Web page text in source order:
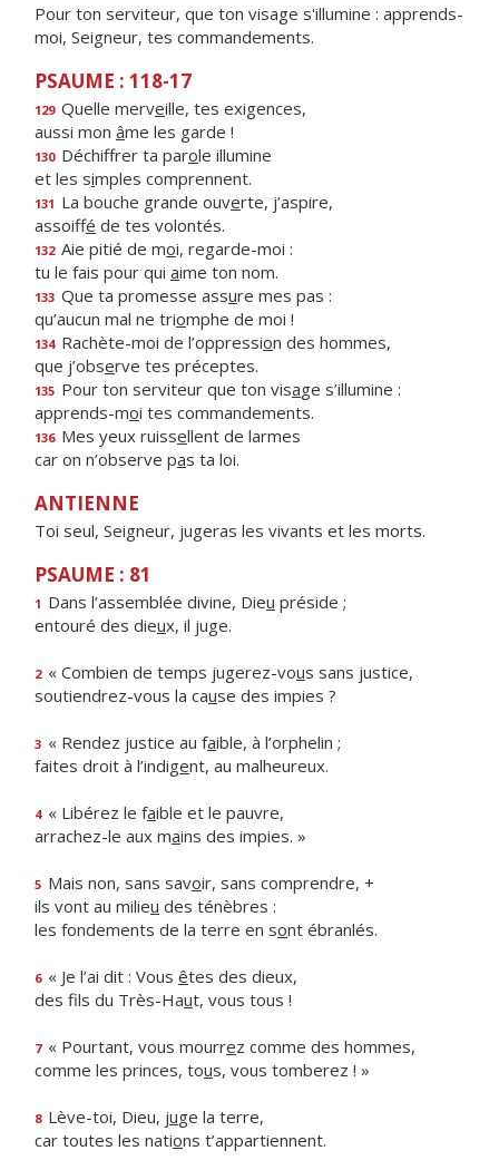
Pour ton serviteur, que ton visage s'illumine : apprends-
moi, Seigneur, tes commandements.
PSAUME : 118-17
129 Quelle merveille, tes exigences,
aussi mon âme les garde !
130 Déchiffrer ta parole illumine
et les simples comprennent.
131 La bouche grande ouverte, j’aspire,
assoiffé de tes volontés.
132 Aie pitié de moi, regarde-moi :
tu le fais pour qui aime ton nom.
133 Que ta promesse assure mes pas :
qu’aucun mal ne triomphe de moi !
134 Rachète-moi de l’oppression des hommes,
que j’observe tes préceptes.
135 Pour ton serviteur que ton visage s’illumine :
apprends-moi tes commandements.
136 Mes yeux ruissellent de larmes
car on n’observe pas ta loi.
ANTIENNE
Toi seul, Seigneur, jugeras les vivants et les morts.
PSAUME : 81
1 Dans l’assemblée divine, Dieu préside ;
entouré des dieux, il juge.
2 « Combien de temps jugerez-vous sans justice,
soutiendrez-vous la cause des impies ?
3 « Rendez justice au faible, à l’orphelin ;
faites droit à l’indigent, au malheureux.
4 « Libérez le faible et le pauvre,
arrachez-le aux mains des impies. »
5 Mais non, sans savoir, sans comprendre, +
ils vont au milieu des ténèbres :
les fondements de la terre en sont ébranlés.
6 « Je l’ai dit : Vous êtes des dieux,
des fils du Très-Haut, vous tous !
7 « Pourtant, vous mourrez comme des hommes,
comme les princes, tous, vous tomberez ! »
8 Lève-toi, Dieu, juge la terre,
car toutes les nations t’appartiennent.